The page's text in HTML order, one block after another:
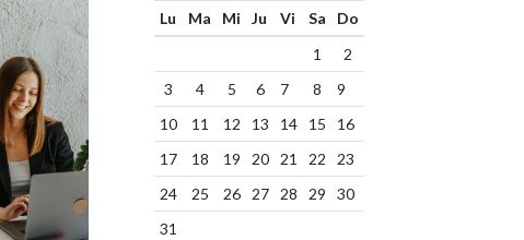
Lu
Ma Mi Ju Vi Sa
Do
1
2
3
4 5 6 7 8
9
10
11 12 13 14 15
16
17
18 19 20 21 22
23
24
25 26 27 28 29
30
31